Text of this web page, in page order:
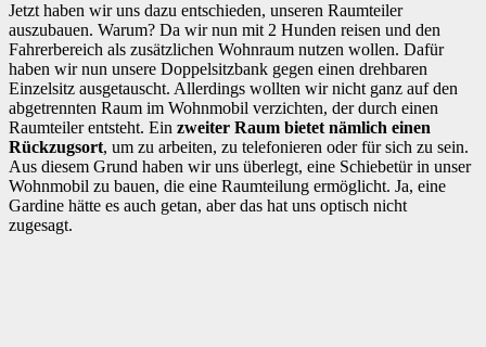
Jetzt haben wir uns dazu entschieden, unseren Raumteiler
auszubauen. Warum? Da wir nun mit 2 Hunden reisen und den
Fahrerbereich als zusätzlichen Wohnraum nutzen wollen. Dafür
haben wir nun unsere Doppelsitzbank gegen einen drehbaren
Einzelsitz ausgetauscht. Allerdings wollten wir nicht ganz auf den
abgetrennten Raum im Wohnmobil verzichten, der durch einen
Raumteiler entsteht. Ein zweiter Raum bietet nämlich einen
Rückzugsort, um zu arbeiten, zu telefonieren oder für sich zu sein.
Aus diesem Grund haben wir uns überlegt, eine Schiebetür in unser
Wohnmobil zu bauen, die eine Raumteilung ermöglicht. Ja, eine
Gardine hätte es auch getan, aber das hat uns optisch nicht
zugesagt.